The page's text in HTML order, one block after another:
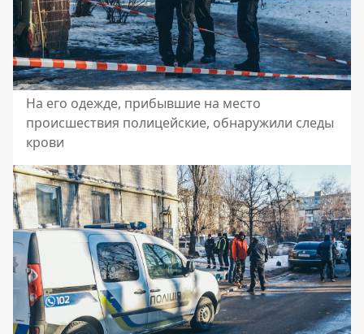
На его одежде, прибывшие на место
происшествия полицейские, обнаружили следы
крови